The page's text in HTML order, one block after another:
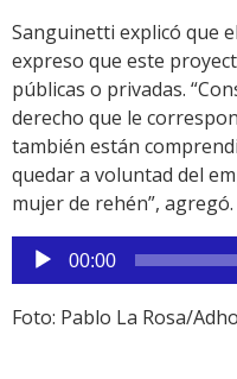
Sanguinetti explicó que
expreso que este
públicas o privadas.
derecho que le
también están
quedar a voluntad del
mujer de rehén”, agregó.
Reproductor
de
audio
00:00
Foto: Pablo La Rosa/